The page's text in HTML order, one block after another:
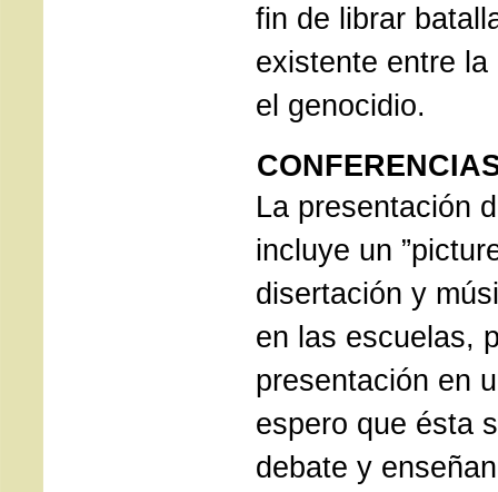
fin de librar
existente entre
el genocidio.
La presentación
incluye un
disertación y
en las escuelas,
presentación en
espero que ésta
debate y